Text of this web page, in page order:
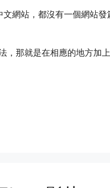
網站，都沒有一個網站
，那就是在相應的地方加